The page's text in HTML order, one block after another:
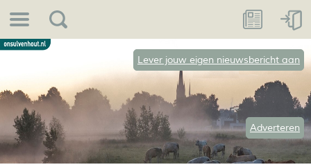
Lever jouw eigen nieuwsbericht aan
Adverteren